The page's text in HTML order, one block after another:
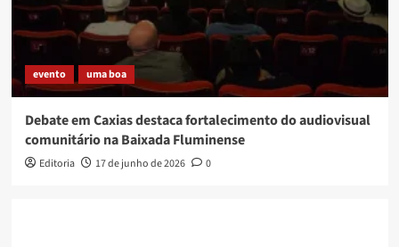
evento uma boa
Debate em Caxias destaca fortalecimento do audiovisual
comunitário na Baixada Fluminense
Editoria 17 de junho de 2026 0